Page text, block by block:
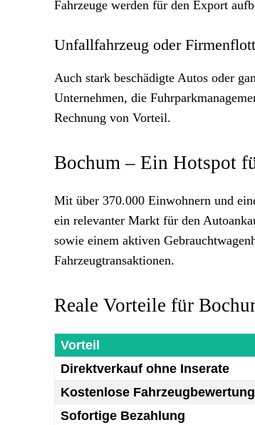
Fahrzeuge werden für den Export
Unfallfahrzeug oder
Auch stark beschädigte Autos oder
Unternehmen, die
Rechnung von Vorteil.
Bochum – Ein Hotspot
Mit über 370.000 Einwohnern und
ein relevanter Markt für den
sowie einem aktiven
Fahrzeugtransaktionen.
Reale Vorteile für
Vorteil
Direktverkauf ohne Inserate
Kostenlose Fahrzeugbewertung
Sofortige Bezahlung